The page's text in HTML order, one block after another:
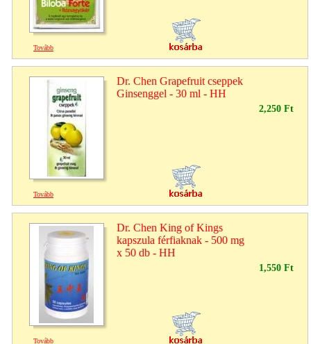
Tovább
Dr. Chen Grapefruit cseppek
Ginsenggel - 30 ml - HH
2,250 Ft
Tovább
Dr. Chen King of Kings
kapszula férfiaknak - 500 mg
x 50 db - HH
1,550 Ft
Tovább